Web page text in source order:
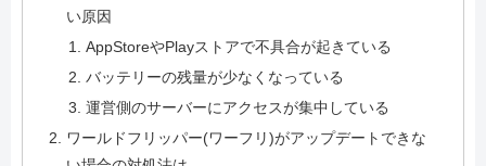
い原因
AppStoreやPlayストアで不具合が起きている
バッテリーの残量が少なくなっている
運営側のサーバーにアクセスが集中している
ワールドフリッパー(ワーフリ)がアップデートできな